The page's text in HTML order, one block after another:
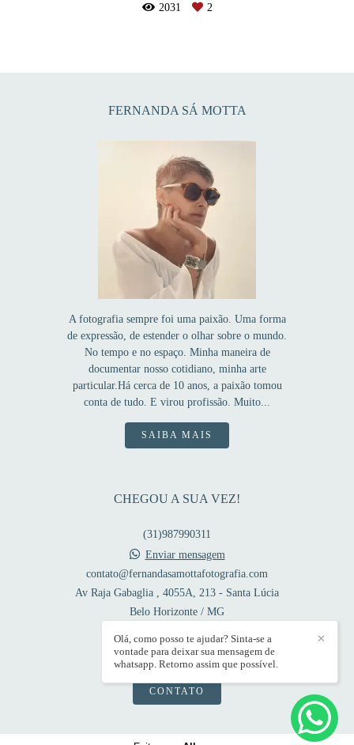
2031 2
FERNANDA SÁ MOTTA
A fotografia sempre foi uma paixão. Uma forma
de expressão, de estender o olhar sobre o mundo.
No tempo e no espaço. Minha maneira de
documentar nosso cotidiano, minha arte
particular.Há cerca de 10 anos, a paixão tomou
conta de tudo. E virou profissão. Muito...
SAIBA MAIS
CHEGOU A SUA VEZ!
(31)987990311
Enviar mensagem
contato@fernandasamottafotografia.com
Av Raja Gabaglia , 4055A, 213 - Santa Lúcia
Belo Horizonte / MG
CONTATO
✕
Olá, como posso te ajudar? Sinta-se a
vontade para deixar sua mensagem de
whatsapp. Retorno assim que possível.